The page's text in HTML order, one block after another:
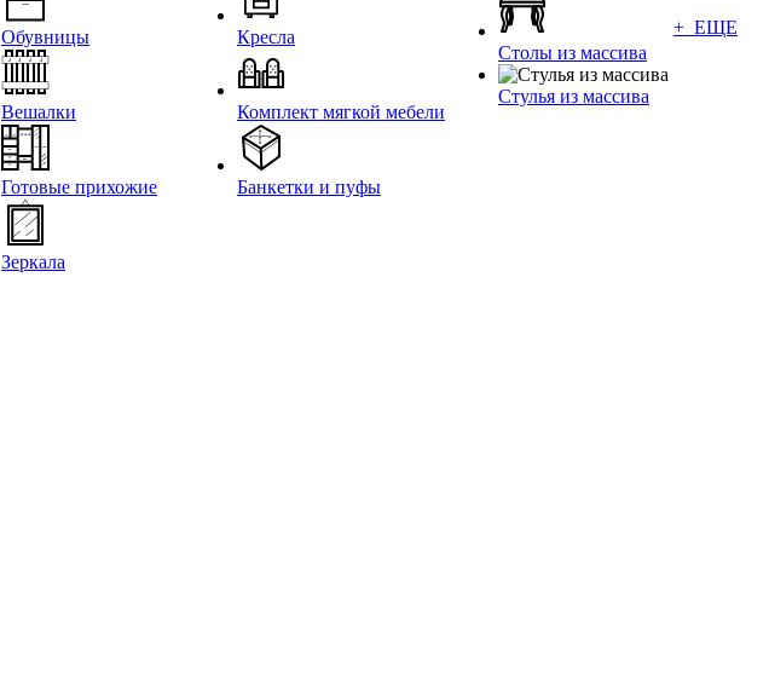
Обувницы
Вешалки
Готовые прихожие
Зеркала
Кресла
Комплект мягкой мебели
Банкетки и пуфы
Столы из массива
Стулья из массива
+ ЕЩЕ